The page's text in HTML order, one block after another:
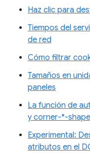
Haz clic para
Tiempos del
de red
Cómo filtrar
Tamaños en
paneles
La función de
y corner-*-shape
Experimental:
atributos en el